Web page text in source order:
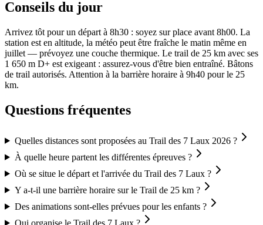
Conseils du jour
Arrivez tôt pour un départ à 8h30 : soyez sur place avant 8h00. La
station est en altitude, la météo peut être fraîche le matin même en
juillet — prévoyez une couche thermique. Le trail de 25 km avec ses
1 650 m D+ est exigeant : assurez-vous d'être bien entraîné. Bâtons
de trail autorisés. Attention à la barrière horaire à 9h40 pour le 25
km.
Questions fréquentes
Quelles distances sont proposées au Trail des 7 Laux 2026 ?
À quelle heure partent les différentes épreuves ?
Où se situe le départ et l'arrivée du Trail des 7 Laux ?
Y a-t-il une barrière horaire sur le Trail de 25 km ?
Des animations sont-elles prévues pour les enfants ?
Qui organise le Trail des 7 Laux ?